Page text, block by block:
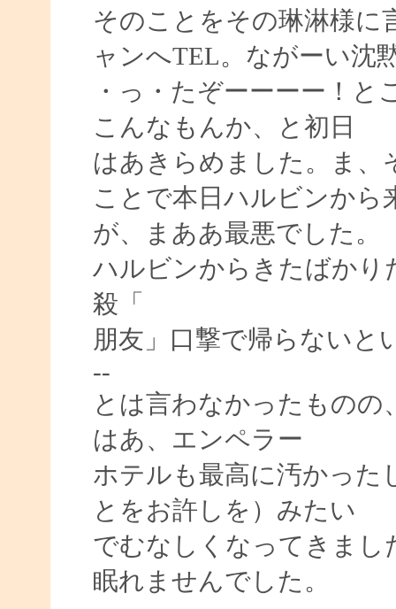
そのことをその琳淋様に
ャンへTEL。ながーい沈
・っ・たぞーーーー！
こんなもんか、と初日
はあきらめました。ま、
ことで本日ハルビンか
が、まああ最悪でした。
ハルビンからきたばかり
殺「
朋友」口撃で帰らないと
--
とは言わなかったもの
はあ、エンペラー
ホテルも最高に汚かった
とをお許しを）みたい
でむなしくなってきまし
眠れませんでした。